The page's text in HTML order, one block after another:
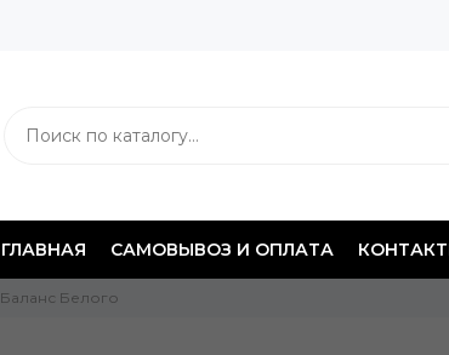
ГЛАВНАЯ САМОВЫВОЗ И ОПЛАТА
Баланс Белого